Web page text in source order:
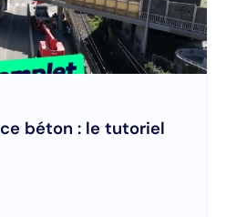
béton : le tutoriel